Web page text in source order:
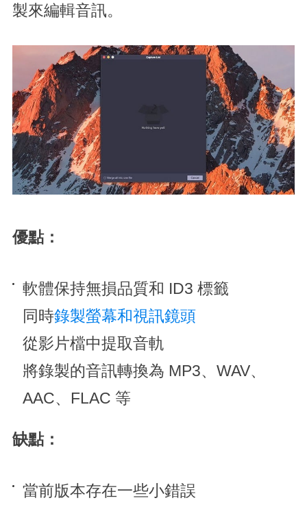
製來編輯音訊。
優點：
軟體保持無損品質和 ID3 標籤
同時錄製螢幕和視訊鏡頭
從影片檔中提取音軌
將錄製的音訊轉換為 MP3、WAV、
AAC、FLAC 等
缺點：
當前版本存在一些小錯誤